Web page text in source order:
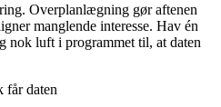
Overplanlægning gør aftenen
manglende interesse. Hav én
nok luft i programmet til, at daten
får daten